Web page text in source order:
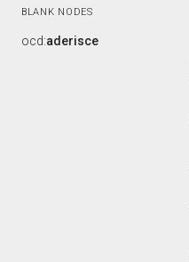
BLANK NODES
ocd:aderisce